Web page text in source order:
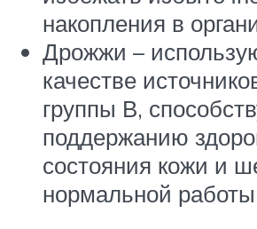
накопления в
Дрожжи –
качестве
группы В,
поддержанию
состояния кожи и
нормальной